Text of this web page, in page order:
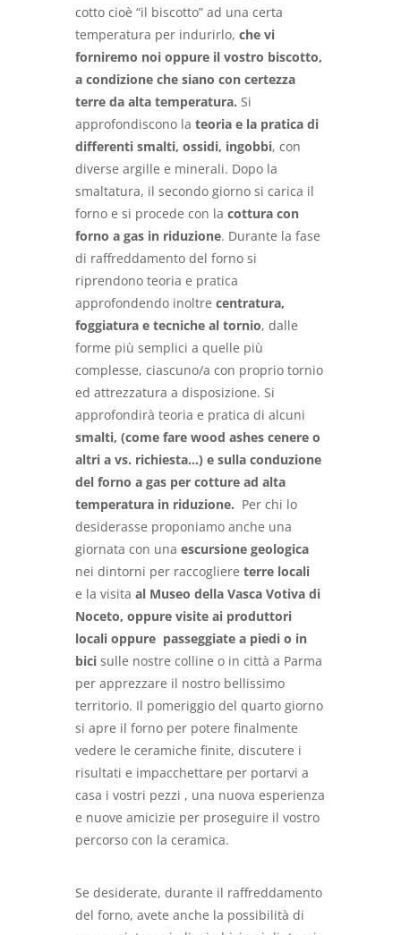
cotto cioè “il biscotto” ad una certa
temperatura per indurirlo, che vi
forniremo noi oppure il vostro biscotto,
a condizione che siano con certezza
terre da alta temperatura. Si
approfondiscono la teoria e la pratica di
differenti smalti, ossidi, ingobbi, con
diverse argille e minerali. Dopo la
smaltatura, il secondo giorno si carica il
forno e si procede con la cottura con
forno a gas in riduzione. Durante la fase
di raffreddamento del forno si
riprendono teoria e pratica
approfondendo inoltre centratura,
foggiatura e tecniche al tornio, dalle
forme più semplici a quelle più
complesse, ciascuno/a con proprio tornio
ed attrezzatura a disposizione. Si
approfondirà teoria e pratica di alcuni
smalti, (come fare wood ashes cenere o
altri a vs. richiesta…) e sulla conduzione
del forno a gas per cotture ad alta
temperatura in riduzione. Per chi lo
desiderasse proponiamo anche una
giornata con una escursione geologica
nei dintorni per raccogliere terre locali
e la visita al Museo della Vasca Votiva di
Noceto, oppure visite ai produttori
locali oppure passeggiate a piedi o in
bici sulle nostre colline o in città a Parma
per apprezzare il nostro bellissimo
territorio. Il pomeriggio del quarto giorno
si apre il forno per potere finalmente
vedere le ceramiche finite, discutere i
risultati e impacchettare per portarvi a
casa i vostri pezzi , una nuova esperienza
e nuove amicizie per proseguire il vostro
percorso con la ceramica.
Se desiderate, durante il raffreddamento
del forno, avete anche la possibilità di